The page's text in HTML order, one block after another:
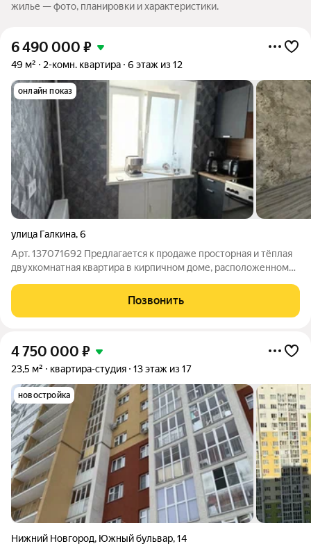
жилье — фото, планировки и характеристики.
6 490 000 ₽
49 м² 2-комн. квартира 6 этаж из 12
онлайн показ
улица Галкина,6
Арт. 137071692 Предлагается к продаже просторная и тёплая
двухкомнатная квартира в кирпичном доме, расположенном
дом славится своим качеством и надёжностью, а также
отличным состоянием.
Позвонить
4 750 000 ₽
23,5 м² квартира-студия 13 этаж из 17
новостройка
Нижний Новгород, Южный бульвар,14